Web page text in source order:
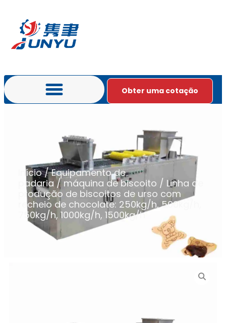
Obter uma cotação
Início/Equipamento de
padaria / máquina de biscoito / Linha de
produção de biscoitos de urso com
recheio de chocolate: 250kg/h, 500kg/h,
750kg/h, 1000kg/h, 1500kg/h